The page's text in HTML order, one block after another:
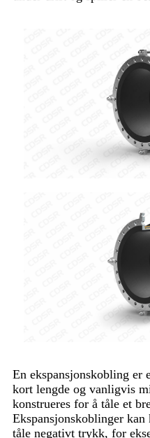
En ekspansjonskobling er
kort lengde og vanligvis
konstrueres for å tåle et
Ekspansjonskoblinger
tåle negativt trykk, for